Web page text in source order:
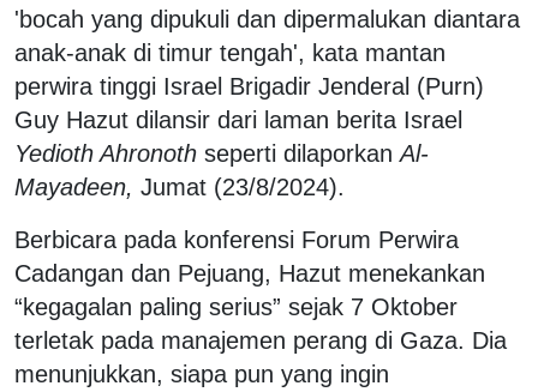
'bocah yang dipukuli dan dipermalukan diantara
anak-anak di timur tengah', kata mantan
perwira tinggi Israel Brigadir Jenderal (Purn)
Guy Hazut dilansir dari laman berita Israel
Yedioth Ahronoth seperti dilaporkanAl-
Mayadeen, Jumat (23/8/2024).
Berbicara pada konferensi Forum Perwira
Cadangan dan Pejuang, Hazut menekankan
“kegagalan paling serius” sejak 7 Oktober
terletak pada manajemen perang di Gaza. Dia
menunjukkan, siapa pun yang ingin